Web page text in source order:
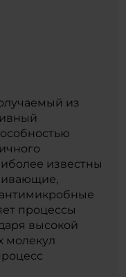
из
известны
процессы
высокой
молекул